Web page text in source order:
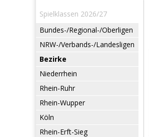
Spielklassen 2026/27
Bundes-/Regional-/Oberligen
NRW-/Verbands-/Landesligen
Bezirke
Niederrhein
Rhein-Ruhr
Rhein-Wupper
Köln
Rhein-Erft-Sieg